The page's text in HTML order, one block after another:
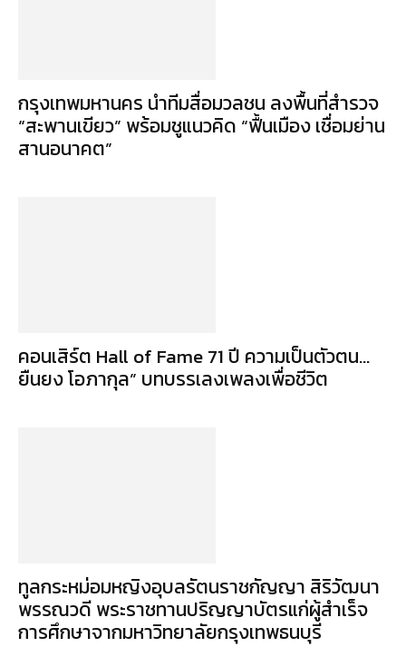
กรุงเทพมหานคร นำทีมสื่อมวลชน ลงพื้นที่สำรวจ
“สะพานเขียว” พร้อมชูแนวคิด “ฟื้นเมือง เชื่อมย่าน
สานอนาคต”
คอนเสิร์ต Hall of Fame 71 ปี ความเป็นตัวตน…
ยืนยง โอภากุล” บทบรรเลงเพลงเพื่อชีวิต
ทูลกระหม่อมหญิงอุบลรัตนราชกัญญา สิริวัฒนา
พรรณวดี พระราชทานปริญญาบัตรแก่ผู้สำเร็จ
การศึกษาจากมหาวิทยาลัยกรุงเทพธนบุรี